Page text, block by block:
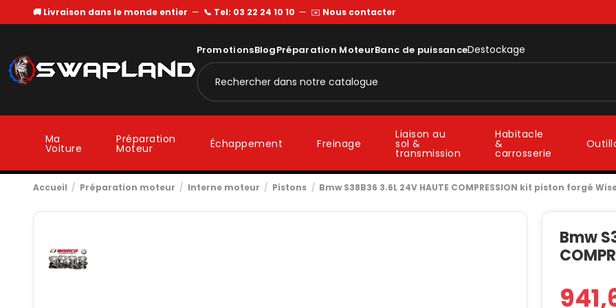
🚚 Livraison dans le monde entier — 📞 Tel: 03 22 24 10 10 — ✉️ Nous contacter
PromotionsBlogPréparation MoteurBanc de puissanceDestockage
Ma
Voiture
Préparation
Moteur Échappement Freinage
Liaison au
sol &
transmission
Habitacle
&
carrosserie
Accueil Préparation moteur Interne moteur Pistons Bmw S38B36 3.6L 24V HAUTE COMPRESSION kit piston forgé
Bmw